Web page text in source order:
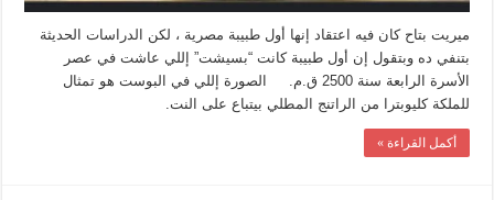
ميريت بتاح كان فيه اعتقاد إنها أول طبيبة مصرية ، لكن الدراسات الحديثة
بتنفي ده وبتقول إن أول طبيبة كانت “بسيشت” إللي عاشت في عصر
الأسرة الرابعة سنة 2500 ق.م. الصورة إللي في البوست هو تمثال
للملكة كليوبترا من الراتنج المطلي بيتباع على النت.
أكمل القراءة »